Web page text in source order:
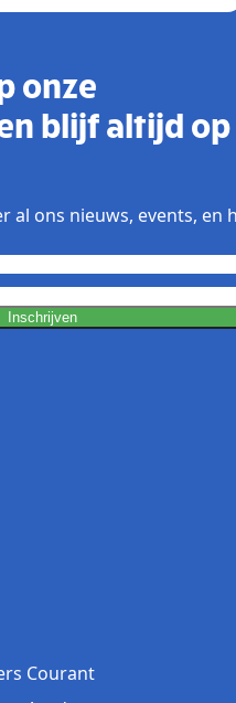
onze
blijf altijd op
al ons nieuws, events, en
Inschrijven
Courant